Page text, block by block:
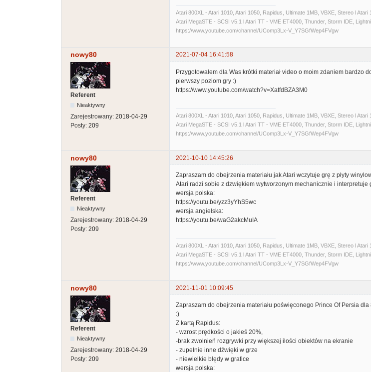
Atari 800XL - Atari 1010, Atari 1050, Rapidus, Ultimate 1MB, VBXE, Stereo l
Atari MegaSTE - SCSI v5.1 l Atari TT - VME ET4000, Thunder, Storm IDE,
https://www.youtube.com/channel/UComp3Lx-V_Y7SGfWep4FVgw
nowy80 2021-07-04 16:41:58
Referent
Nieaktywny
Zarejestrowany: 2018-04-29
Posty: 209
Przygotowałem dla Was krótki materiał video o moim zdaniem
pierwszy poziom gry :)
https://www.youtube.com/watch?v=XatfdBZA3M0
Atari 800XL - Atari 1010, Atari 1050, Rapidus, Ultimate 1MB, VBXE, Stereo l
Atari MegaSTE - SCSI v5.1 l Atari TT - VME ET4000, Thunder, Storm IDE,
https://www.youtube.com/channel/UComp3Lx-V_Y7SGfWep4FVgw
nowy80 2021-10-10 14:45:26
Referent
Nieaktywny
Zarejestrowany: 2018-04-29
Posty: 209
Zapraszam do obejrzenia materiału jak Atari wczytuje grę z płyty
Atari radzi sobie z dzwiękiem wytworzonym mechanicznie i interpretuje
wersja polska:
https://youtu.be/yzz3yYhS5wc
wersja angielska:
https://youtu.be/waG2akcMuIA
Atari 800XL - Atari 1010, Atari 1050, Rapidus, Ultimate 1MB, VBXE, Stereo l
Atari MegaSTE - SCSI v5.1 l Atari TT - VME ET4000, Thunder, Storm IDE,
https://www.youtube.com/channel/UComp3Lx-V_Y7SGfWep4FVgw
nowy80 2021-11-01 10:09:45
Referent
Nieaktywny
Zarejestrowany: 2018-04-29
Posty: 209
Zapraszam do obejrzenia materiału poświęconego Prince Of Persia
:)
Z kartą Rapidus:
- wzrost prędkości o jakieś 20%,
-brak zwolnień rozgrywki przy większej ilości obiektów na ekranie
- zupełnie inne dźwięki w grze
- niewielkie błędy w grafice
wersja polska: